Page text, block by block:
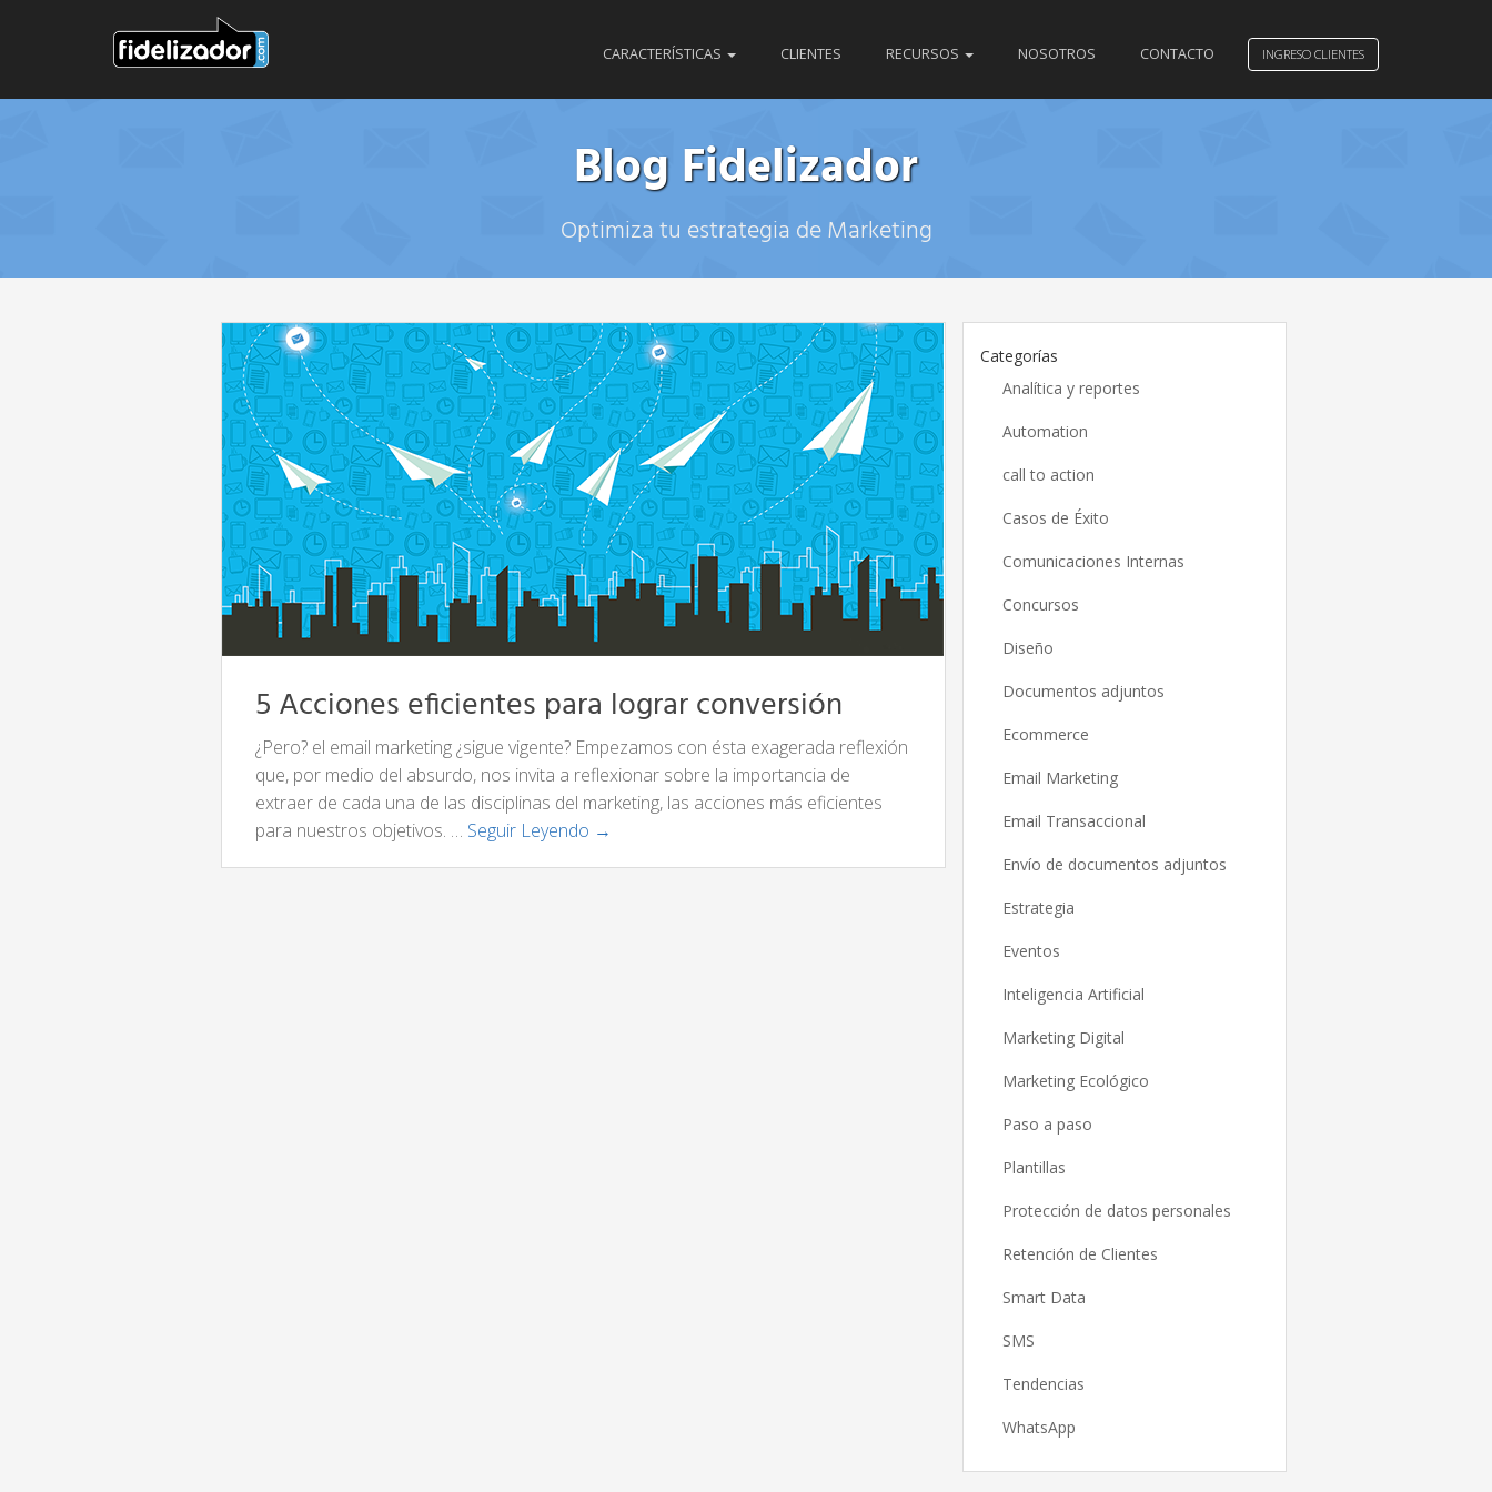
INGRESO CLIENTES
CARACTERÍSTICAS CLIENTES RECURSOS NOSOTROS CONTACTO
Blog Fidelizador
Optimiza tu estrategia de Marketing
5 Acciones eficientes para lograr conversión
¿Pero? el email marketing ¿sigue vigente? Empezamos con ésta exagerada reflexión
que, por medio del absurdo, nos invita a reflexionar sobre la importancia de
extraer de cada una de las disciplinas del marketing, las acciones más eficientes
para nuestros objetivos. … Seguir Leyendo →
Categorías
Analítica y reportes
Automation
call to action
Casos de Éxito
Comunicaciones Internas
Concursos
Diseño
Documentos adjuntos
Ecommerce
Email Marketing
Email Transaccional
Envío de documentos adjuntos
Estrategia
Eventos
Inteligencia Artificial
Marketing Digital
Marketing Ecológico
Paso a paso
Plantillas
Protección de datos personales
Retención de Clientes
Smart Data
SMS
Tendencias
WhatsApp